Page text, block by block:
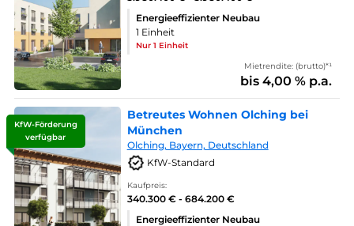
Energieeffizienter Neubau
1 Einheit
Nur 1 Einheit
Mietrendite: (brutto)*¹
bis 4,00 % p.a.
KfW-Förderung
verfügbar
Betreutes Wohnen Olching bei
München
Olching, Bayern, Deutschland
KfW-Standard
Kaufpreis:
340.300 € - 684.200 €
Energieeffizienter Neubau